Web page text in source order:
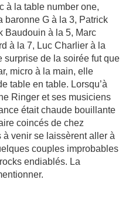
à la table number one,
baronne G à la 3, Patrick
Baudouin à la 5, Marc
à la 7, Luc Charlier à la
surprise de la soirée fut que
micro à la main, elle
table en table. Lorsqu’à
Ringer et ses musiciens
était chaude bouillante
coincés de chez
venir se laissèrent aller à
couples improbables
endiablés. La
mentionner.